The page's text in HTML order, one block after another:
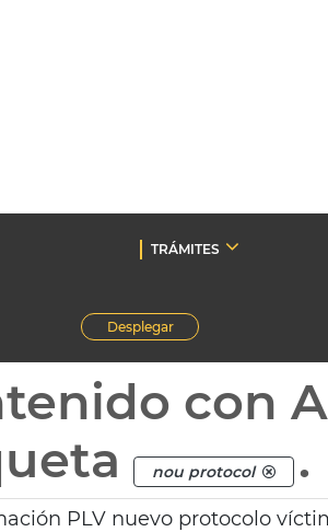
TRÁMITES
Desplegar
con
nou protocol .
PLV nuevo protocolo